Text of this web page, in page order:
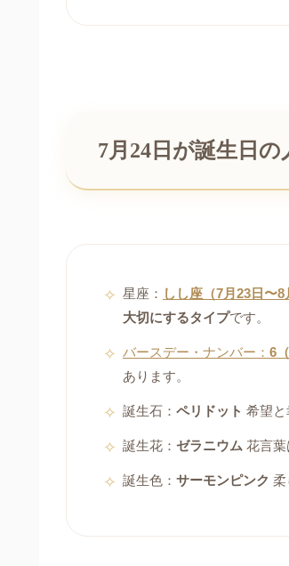
7月24日が誕生日
星座： しし座（7月23日〜8
大切にするタイプです。
バースデー・ナンバー： 6
あります。
誕生石： ペリドット 希望
誕生花： ゼラニウム 花言葉
誕生色： サーモンピンク 柔